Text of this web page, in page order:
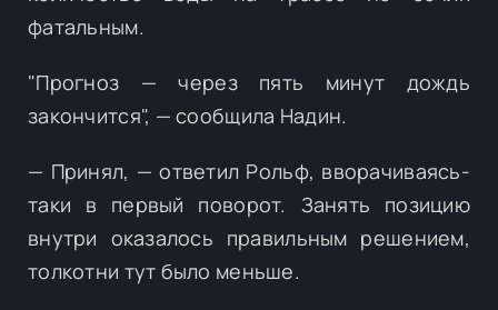
фатальным.
"Прогноз — через пять минут дождь
закончится", — сообщила Надин.
— Принял, — ответил Рольф, вворачиваясь-
таки в первый поворот. Занять позицию
внутри оказалось правильным решением,
толкотни тут было меньше.